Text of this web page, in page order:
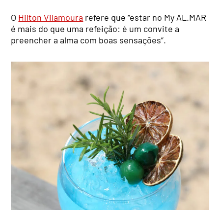
O Hilton Vilamoura refere que “estar no My AL.MAR
é mais do que uma refeição: é um convite a
preencher a alma com boas sensações”.